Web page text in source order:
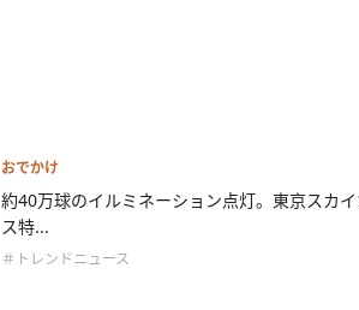
おでかけ
約40万球のイルミネーション点灯。東京スカ
ス特...
＃トレンドニュース